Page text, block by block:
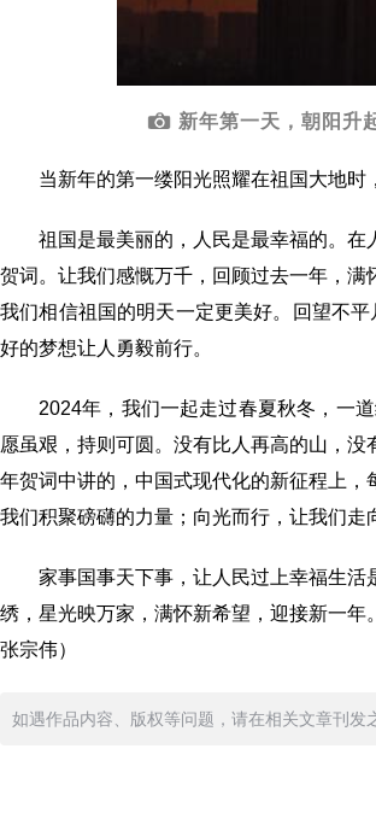
新年第一天，朝阳升
当新年的第一缕阳光照耀在祖国大地时
祖国是最美丽的，人民是最幸福的。
贺词。让我们感慨万千，回顾过去一年，
我们相信祖国的明天一定更美好。回望不
好的梦想让人勇毅前行。
2024年，我们一起走过春夏秋冬，一
愿虽艰，持则可圆。没有比人再高的山，
年贺词中讲的，中国式现代化的新征程上
我们积聚磅礴的力量；向光而行，让我们走
家事国事天下事，让人民过上幸福生
绣，星光映万家，满怀新希望，迎接新一年
张宗伟）
如遇作品内容、版权等问题，请在相关文章刊